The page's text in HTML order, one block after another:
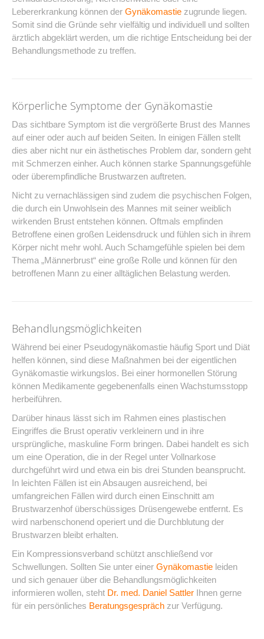
Lebererkrankung können der Gynäkomastie zugrunde liegen.
Somit sind die Gründe sehr vielfältig und individuell und sollten
ärztlich abgeklärt werden, um die richtige Entscheidung bei der
Behandlungsmethode zu treffen.
Körperliche Symptome der Gynäkomastie
Das sichtbare Symptom ist die vergrößerte Brust des Mannes
auf einer oder auch auf beiden Seiten. In einigen Fällen stellt
dies aber nicht nur ein ästhetisches Problem dar, sondern geht
mit Schmerzen einher. Auch können starke Spannungsgefühle
oder überempfindliche Brustwarzen auftreten.
Nicht zu vernachlässigen sind zudem die psychischen Folgen,
die durch ein Unwohlsein des Mannes mit seiner weiblich
wirkenden Brust entstehen können. Oftmals empfinden
Betroffene einen großen Leidensdruck und fühlen sich in ihrem
Körper nicht mehr wohl. Auch Schamgefühle spielen bei dem
Thema „Männerbrust“ eine große Rolle und können für den
betroffenen Mann zu einer alltäglichen Belastung werden.
Behandlungsmöglichkeiten
Während bei einer Pseudogynäkomastie häufig Sport und Diät
helfen können, sind diese Maßnahmen bei der eigentlichen
Gynäkomastie wirkungslos. Bei einer hormonellen Störung
können Medikamente gegebenenfalls einen Wachstumsstopp
herbeiführen.
Darüber hinaus lässt sich im Rahmen eines plastischen
Eingriffes die Brust operativ verkleinern und in ihre
ursprüngliche, maskuline Form bringen. Dabei handelt es sich
um eine Operation, die in der Regel unter Vollnarkose
durchgeführt wird und etwa ein bis drei Stunden beansprucht.
In leichten Fällen ist ein Absaugen ausreichend, bei
umfangreichen Fällen wird durch einen Einschnitt am
Brustwarzenhof überschüssiges Drüsengewebe entfernt. Es
wird narbenschonend operiert und die Durchblutung der
Brustwarzen bleibt erhalten.
Ein Kompressionsverband schützt anschließend vor
Schwellungen. Sollten Sie unter einer Gynäkomastie leiden
und sich genauer über die Behandlungsmöglichkeiten
informieren wollen, steht Dr. med. Daniel Sattler Ihnen gerne
für ein persönliches Beratungsgespräch zur Verfügung.